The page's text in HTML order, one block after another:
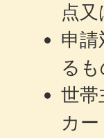
点又
申
る
世
カー